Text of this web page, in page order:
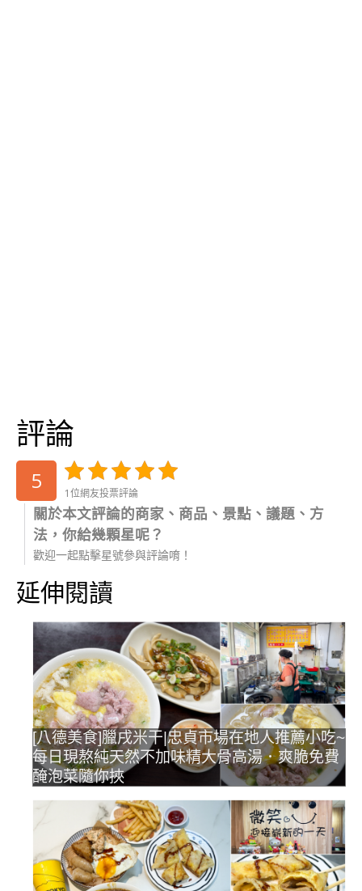
評論
5 1位網友投票評論
關於本文評論的商家、商品、景點、議題、方
法，你給幾顆星呢？
歡迎一起點擊星號參與評論唷！
延伸閱讀
[八德美食]臘戌米干|忠貞市場在地人推薦小吃~
每日現熬純天然不加味精大骨高湯．爽脆免費
醃泡菜隨你挾